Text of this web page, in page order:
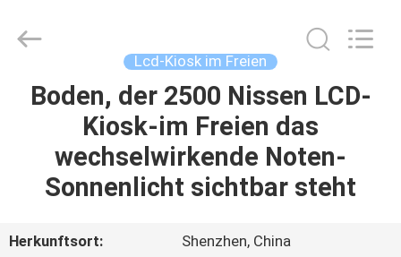
HAUS
PRODUKTE
UNS
Freien
Fournisseur.
Lcd-Kiosk im Freien
Boden, der 2500 Nissen LCD-
Kiosk-im Freien das
wechselwirkende Noten-
Sonnenlicht sichtbar steht
Herkunftsort:
Shenzhen, China